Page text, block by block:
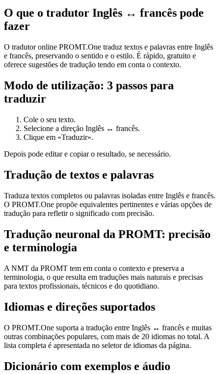
O que o tradutor Inglês ↔ francês pode
fazer
O tradutor online PROMT.One traduz textos e palavras entre Inglês
e francês, preservando o sentido e o estilo. É rápido, gratuito e
oferece sugestões de tradução tendo em conta o contexto.
Modo de utilização: 3 passos para
traduzir
Cole o seu texto.
Selecione a direção Inglês ↔ francês.
Clique em «Traduzir».
Depois pode editar e copiar o resultado, se necessário.
Tradução de textos e palavras
Traduza textos completos ou palavras isoladas entre Inglês e francês.
O PROMT.One propõe equivalentes pertinentes e várias opções de
tradução para refletir o significado com precisão.
Tradução neuronal da PROMT: precisão
e terminologia
A NMT da PROMT tem em conta o contexto e preserva a
terminologia, o que resulta em traduções mais naturais e precisas
para textos profissionais, técnicos e do quotidiano.
Idiomas e direções suportados
O PROMT.One suporta a tradução entre Inglês ↔ francês e muitas
outras combinações populares, com mais de 20 idiomas no total. A
lista completa é apresentada no seletor de idiomas da página.
Dicionário com exemplos e áudio